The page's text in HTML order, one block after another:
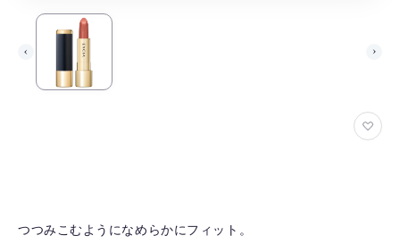
お
つつみこむようになめらかにフィット。